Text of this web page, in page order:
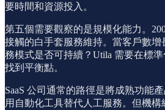
要時間和資源投入。
第五個需要觀察的是規模化能力。
接觸的白手套服務維持。當客戶數增
務模式是否可持續？Utila 需要在標
找到平衡點。
SaaS 公司通常的路徑是將成熟功能
用自動化工具替代人工服務。但機